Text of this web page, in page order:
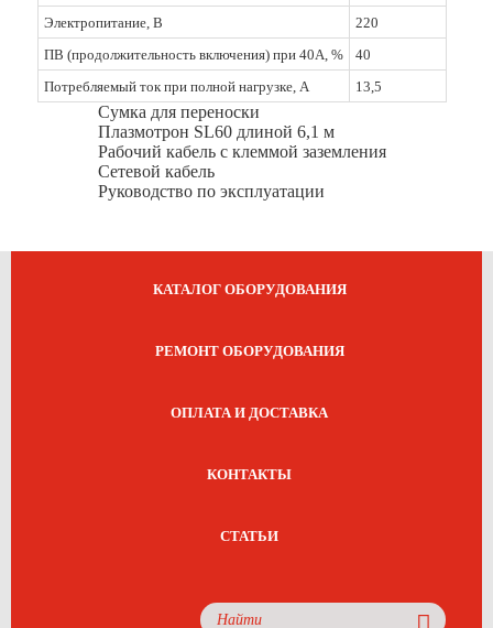
Электропитание, В
220
ПВ (продолжительность включения) при 40А, %
40
Потребляемый ток при полной нагрузке, А
13,5
Сумка для переноски
Плазмотрон SL60 длиной 6,1 м
Рабочий кабель с клеммой заземления
Сетевой кабель
Руководство по эксплуатации
КАТАЛОГ ОБОРУДОВАНИЯ
РЕМОНТ ОБОРУДОВАНИЯ
ОПЛАТА И ДОСТАВКА
КОНТАКТЫ
СТАТЬИ